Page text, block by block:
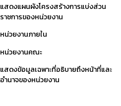
แสดงแผนผังโครงสร้างการแบ่งส่วน
ราชการของหน่วยงาน
หน่วยงานภายใน
หน่วยงานคณะ
แสดงข้อมูลเฉพาะที่อธิบายถึงหน้าที่และ
อำนาจของหน่วยงาน